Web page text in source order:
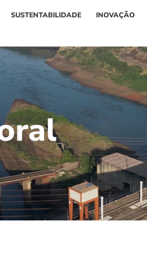
SUSTENTABILIDADE INOVAÇÃO
ral